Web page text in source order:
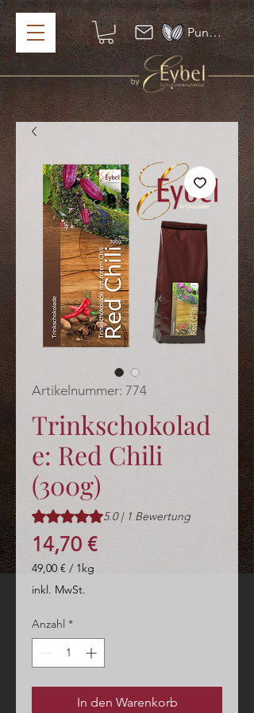
Punkte ansehen
Artikelnummer: 774
Trinkschokolad
e: Red Chili
(300g)
Das Rating beträgt 5.0 von fünf
5.0 | 1 Bewertung
14,70 €Preis
49,00 € / 1kg
49,00 €
Kilogramm
inkl. MwSt.
Anzahl *
In den Warenkorb